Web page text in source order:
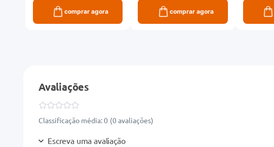
comprar agora comprar agora
Avaliações
Classificação média: 0 (0 avaliações)
Escreva uma avaliação